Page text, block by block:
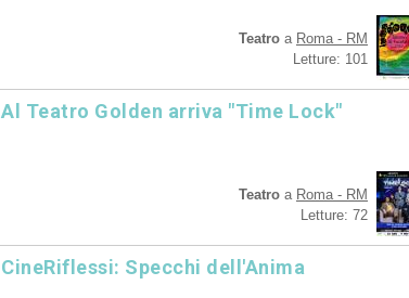
Teatro a Roma - RM
Letture: 101
Al Teatro Golden arriva "Time Lock"
Teatro a Roma - RM
Letture: 72
CineRiflessi: Specchi dell'Anima